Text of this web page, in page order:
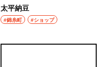
太平納豆
#錦糸町 #ショップ